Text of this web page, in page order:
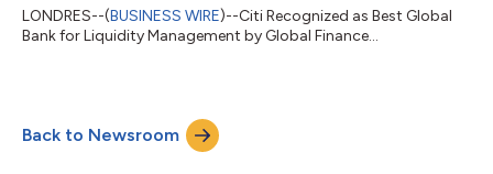
LONDRES--(BUSINESS WIRE)--Citi Recognized as Best Global
Bank for Liquidity Management by Global Finance...
Back to Newsroom